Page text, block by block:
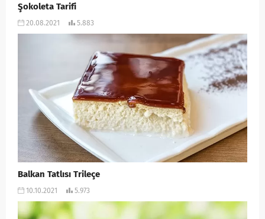
Şokoleta Tarifi
20.08.2021 5.883
Balkan Tatlısı Trileçe
10.10.2021 5.973